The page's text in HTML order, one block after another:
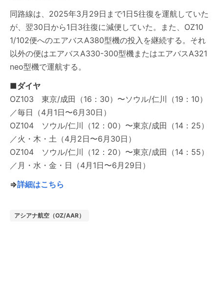
同路線は、2025年3月29日まで1日5往復を運航していた
が、翌30日から1日3往復に減便していた。また、OZ10
1/102便へのエアバスA380型機の投入を継続する。それ
以外の便はエアバスA330-300型機またはエアバスA321
neo型機で運航する。
■ダイヤ
OZ103 東京/成田（16：30）〜ソウル/仁川（19：10）
／毎日（4月1日〜6月30日）
OZ104 ソウル/仁川（12：00）〜東京/成田（14：25）
／火・木・土（4月2日〜6月30日）
OZ104 ソウル/仁川（12：20）〜東京/成田（14：55）
／月・水・金・日（4月1日〜6月29日）
⇒詳細はこちら
アシアナ航空（OZ/AAR）